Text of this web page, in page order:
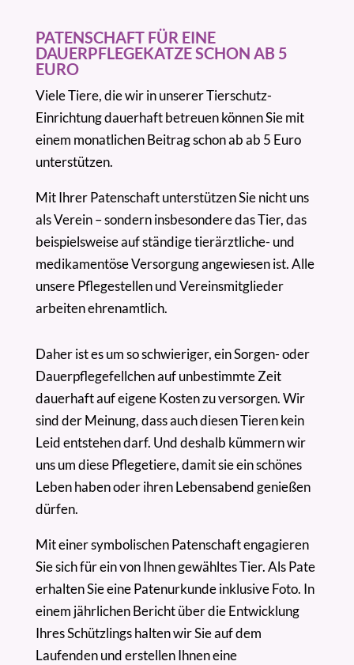
PATENSCHAFT FÜR EINE
DAUERPFLEGEKATZE SCHON AB 5
EURO
Viele Tiere, die wir in unserer Tierschutz-
Einrichtung dauerhaft betreuen können Sie mit
einem monatlichen Beitrag schon ab ab 5 Euro
unterstützen.
Mit Ihrer Patenschaft unterstützen Sie nicht uns
als Verein – sondern insbesondere das Tier, das
beispielsweise auf ständige tierärztliche- und
medikamentöse Versorgung angewiesen ist. Alle
unsere Pflegestellen und Vereinsmitglieder
arbeiten ehrenamtlich.
Daher ist es um so schwieriger, ein Sorgen- oder
Dauerpflegefellchen auf unbestimmte Zeit
dauerhaft auf eigene Kosten zu versorgen. Wir
sind der Meinung, dass auch diesen Tieren kein
Leid entstehen darf. Und deshalb kümmern wir
uns um diese Pflegetiere, damit sie ein schönes
Leben haben oder ihren Lebensabend genießen
dürfen.
Mit einer symbolischen Patenschaft engagieren
Sie sich für ein von Ihnen gewähltes Tier. Als Pate
erhalten Sie eine Patenurkunde inklusive Foto. In
einem jährlichen Bericht über die Entwicklung
Ihres Schützlings halten wir Sie auf dem
Laufenden und erstellen Ihnen eine